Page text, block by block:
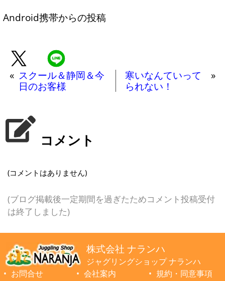
Android携帯からの投稿
« スクール＆静岡＆今
日のお客様
寒いなんていって
られない！
»
コメント
(コメントはありません)
(ブログ掲載後一定期間を過ぎたためコメント投稿受付
は終了しました)
株式会社 ナランハ
ジャグリングショップ ナランハ
お問合せ
会社案内
規約・同意事項